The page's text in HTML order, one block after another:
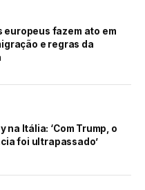
europeus fazem ato em
e regras da
na Itália: ‘Com Trump, o
foi ultrapassado’